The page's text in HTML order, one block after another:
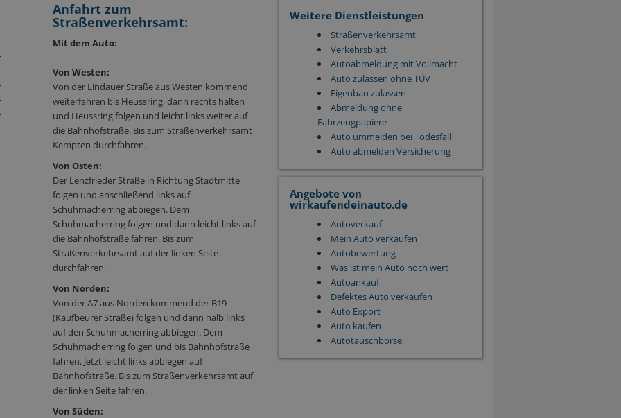
Anfahrt zum
Straßenverkehrsamt:
Mit dem Auto:
Von Westen:
Von der Lindauer Straße aus Westen kommend
weiterfahren bis Heussring, dann rechts halten
und Heussring folgen und leicht links weiter auf
die Bahnhofstraße. Bis zum Straßenverkehrsamt
Kempten durchfahren.
Von Osten:
Der Lenzfrieder Straße in Richtung Stadtmitte
folgen und anschließend links auf
Schuhmacherring abbiegen. Dem
Schuhmacherring folgen und dann leicht links auf
die Bahnhofstraße fahren. Bis zum
Straßenverkehrsamt auf der linken Seite
durchfahren.
Von Norden:
Von der A7 aus Norden kommend der B19
(Kaufbeurer Straße) folgen und dann halb links
auf den Schuhmacherring abbiegen. Dem
Schuhmacherring folgen und bis Bahnhofstraße
fahren. Jetzt leicht links abbiegen auf
Bahnhofstraße. Bis zum Straßenverkehrsamt auf
der linken Seite fahren.
Von Süden:
Weitere Dienstleistungen
Straßenverkehrsamt
Verkehrsblatt
Autoabmeldung mit Vollmacht
Auto zulassen ohne TÜV
Eigenbau zulassen
Abmeldung ohne
Fahrzeugpapiere
Auto ummelden bei Todesfall
Auto abmelden Versicherung
Angebote von
wirkaufendeinauto.de
Autoverkauf
Mein Auto verkaufen
Autobewertung
Was ist mein Auto noch wert
Autoankauf
Defektes Auto verkaufen
Auto Export
Auto kaufen
Autotauschbörse